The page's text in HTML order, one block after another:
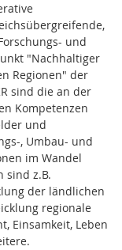
und
"Nachhaltiger
Regionen" der
sind die an der
Kompetenzen
und
, Umbau- und
im Wandel
sind z.B.
der ländlichen
regionale
Einsamkeit, Leben